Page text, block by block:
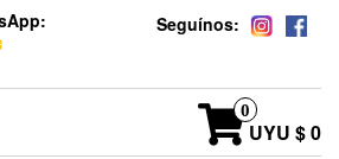
Seguínos:
0
UYU $ 0